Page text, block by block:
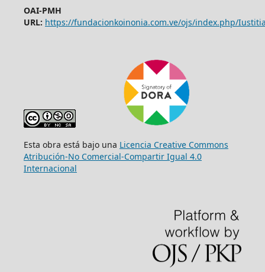
OAI-PMH
URL: https://fundacionkoinonia.com.ve/ojs/index.php/
Esta obra está bajo una Licencia Creative Commons
Atribución-No Comercial-Compartir Igual 4.0
Internacional